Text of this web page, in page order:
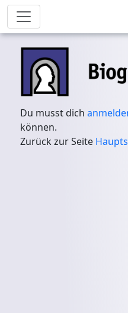
Du musst dich
können.
Zurück zur Seite